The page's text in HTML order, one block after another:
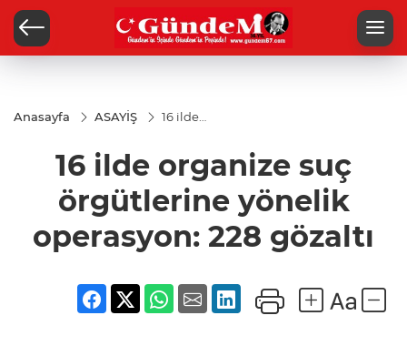
Anasayfa ASAYİŞ
16 ilde
örgütlerine
yönelik
operasyon:
228 gözaltı
16 ilde organize suç
örgütlerine yönelik
operasyon: 228 gözaltı